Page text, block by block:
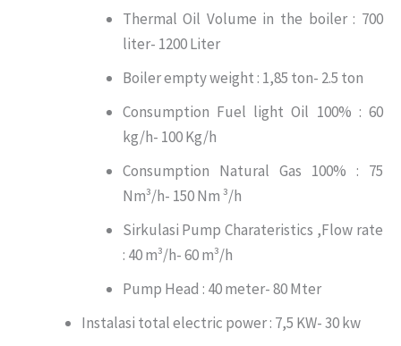
Thermal Oil Volume in the boiler : 700
liter- 1200 Liter
Boiler empty weight : 1,85 ton- 2.5 ton
Consumption Fuel light Oil 100% : 60
kg/h- 100 Kg/h
Consumption Natural Gas 100% : 75
Nm³/h- 150 Nm ³/h
Sirkulasi Pump Charateristics ,Flow rate
: 40 m³/h- 60 m³/h
Pump Head : 40 meter- 80 Mter
Instalasi total electric power : 7,5 KW- 30 kw